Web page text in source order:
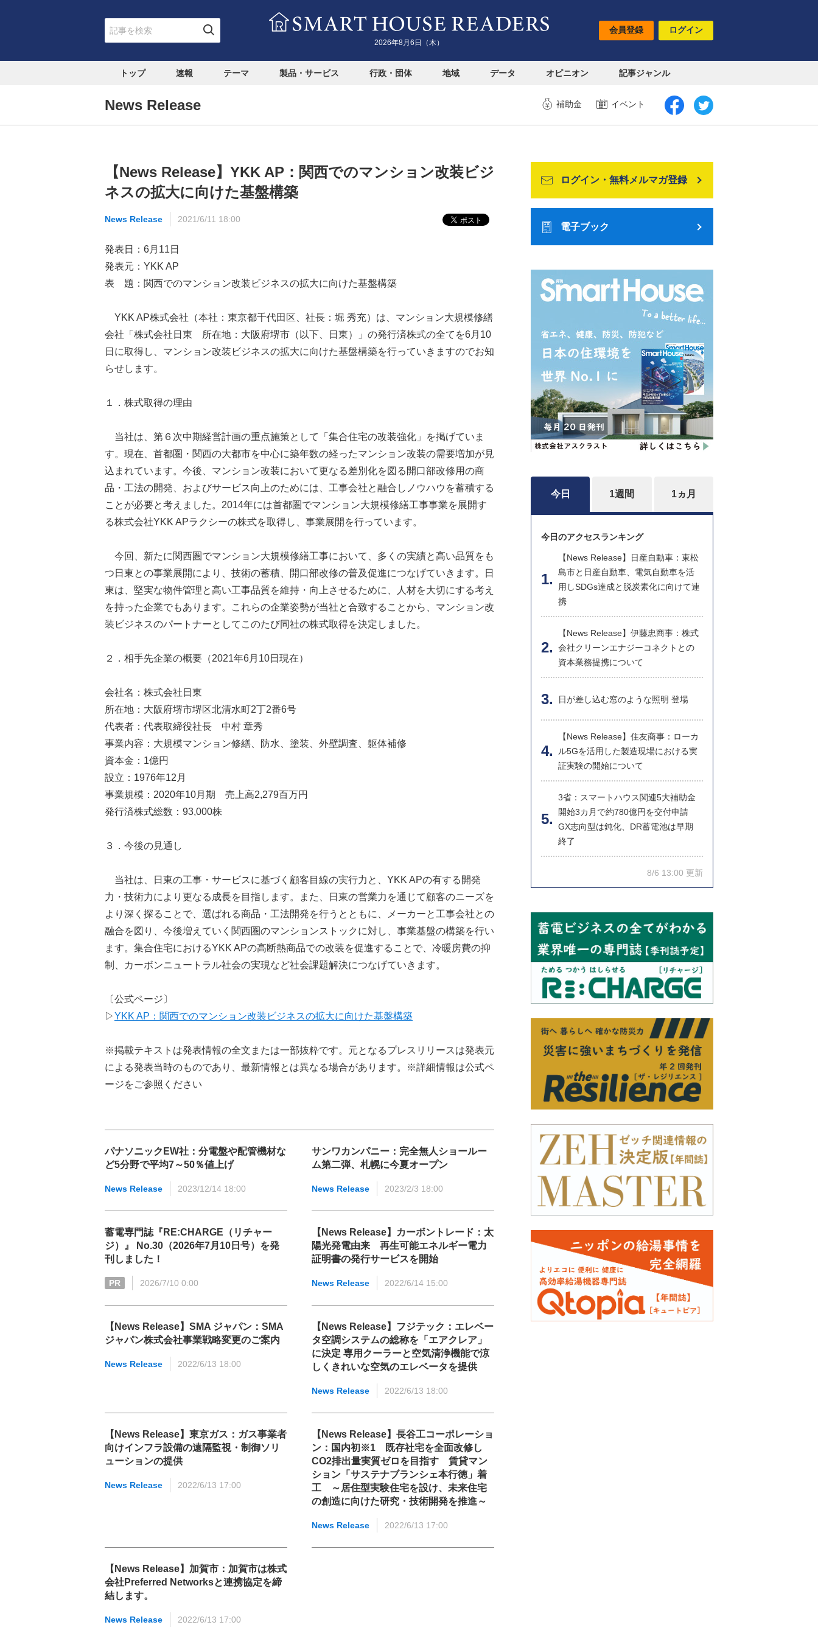
2026年8月6日（木）
会員登録 ログイン
トップ 速報 テーマ 製品・サービス 行政・団体 地域 データ オピニオン 記事ジャンル
News Release 補助金 イベント
【News Release】YKK AP：関西でのマンション改装ビジ
ネスの拡大に向けた基盤構築
News Release 2021/6/11 18:00
発表日：6月11日
発表元：YKK AP
表 題：関西でのマンション改装ビジネスの拡大に向けた基盤構築
YKK AP株式会社（本社：東京都千代田区、社長：堀 秀充）は、マンション大規模修繕
会社「株式会社日東 所在地：大阪府堺市（以下、日東）」の発行済株式の全てを6月10
日に取得し、マンション改装ビジネスの拡大に向けた基盤構築を行っていきますのでお知
らせします。
１．株式取得の理由
当社は、第６次中期経営計画の重点施策として「集合住宅の改装強化」を掲げていま
す。現在、首都圏・関西の大都市を中心に築年数の経ったマンション改装の需要増加が見
込まれています。今後、マンション改装において更なる差別化を図る開口部改修用の商
品・工法の開発、およびサービス向上のためには、工事会社と融合しノウハウを蓄積する
ことが必要と考えました。2014年には首都圏でマンション大規模修繕工事事業を展開す
る株式会社YKK APラクシーの株式を取得し、事業展開を行っています。
今回、新たに関西圏でマンション大規模修繕工事において、多くの実績と高い品質をも
つ日東との事業展開により、技術の蓄積、開口部改修の普及促進につなげていきます。日
東は、堅実な物件管理と高い工事品質を維持・向上させるために、人材を大切にする考え
を持った企業でもあります。これらの企業姿勢が当社と合致することから、マンション改
装ビジネスのパートナーとしてこのたび同社の株式取得を決定しました。
２．相手先企業の概要（2021年6月10日現在）
会社名：株式会社日東
所在地：大阪府堺市堺区北清水町2丁2番6号
代表者：代表取締役社長 中村 章秀
事業内容：大規模マンション修繕、防水、塗装、外壁調査、躯体補修
資本金：1億円
設立：1976年12月
事業規模：2020年10月期 売上高2,279百万円
発行済株式総数：93,000株
３．今後の見通し
当社は、日東の工事・サービスに基づく顧客目線の実行力と、YKK APの有する開発
力・技術力により更なる成長を目指します。また、日東の営業力を通じて顧客のニーズを
より深く探ることで、選ばれる商品・工法開発を行うとともに、メーカーと工事会社との
融合を図り、今後増えていく関西圏のマンションストックに対し、事業基盤の構築を行い
ます。集合住宅におけるYKK APの高断熱商品での改装を促進することで、冷暖房費の抑
制、カーボンニュートラル社会の実現など社会課題解決につなげていきます。
〔公式ページ〕
▷YKK AP：関西でのマンション改装ビジネスの拡大に向けた基盤構築
※掲載テキストは発表情報の全文または一部抜粋です。元となるプレスリリースは発表元
による発表当時のものであり、最新情報とは異なる場合があります。※詳細情報は公式ペ
ージをご参照ください
パナソニックEW社：分電盤や配管機材な
ど5分野で平均7～50％値上げ
News Release 2023/12/14 18:00
サンワカンパニー：完全無人ショールー
ム第二弾、札幌に今夏オープン
News Release 2023/2/3 18:00
蓄電専門誌『RE:CHARGE（リチャー
ジ）』 No.30（2026年7月10日号）を発
刊しました！
PR 2026/7/10 0:00
【News Release】カーボントレード：太
陽光発電由来 再生可能エネルギー電力
証明書の発行サービスを開始
News Release 2022/6/14 15:00
【News Release】SMA ジャパン：SMA
ジャパン株式会社事業戦略変更のご案内
News Release 2022/6/13 18:00
【News Release】フジテック：エレベー
タ空調システムの総称を「エアクレア」
に決定 専用クーラーと空気清浄機能で涼
しくきれいな空気のエレベータを提供
News Release 2022/6/13 18:00
【News Release】東京ガス：ガス事業者
向けインフラ設備の遠隔監視・制御ソリ
ューションの提供
News Release 2022/6/13 17:00
【News Release】長谷工コーポレーショ
ン：国内初※1 既存社宅を全面改修し
CO2排出量実質ゼロを目指す 賃貸マン
ション「サステナブランシェ本行徳」着
工 ～居住型実験住宅を設け、未来住宅
の創造に向けた研究・技術開発を推進～
News Release 2022/6/13 17:00
【News Release】加賀市：加賀市は株式
会社Preferred Networksと連携協定を締
結します。
News Release 2022/6/13 17:00
ログイン・無料メルマガ登録
電子ブック
今日 1週間 1ヵ月
今日のアクセスランキング
【News Release】日産自動車：東松
島市と日産自動車、電気自動車を活
用しSDGs達成と脱炭素化に向けて連
携
【News Release】伊藤忠商事：株式
会社クリーンエナジーコネクトとの
資本業務提携について
日が差し込む窓のような照明 登場
【News Release】住友商事：ローカ
ル5Gを活用した製造現場における実
証実験の開始について
3省：スマートハウス関連5大補助金
開始3カ月で約780億円を交付申請
GX志向型は鈍化、DR蓄電池は早期
終了
8/6 13:00 更新